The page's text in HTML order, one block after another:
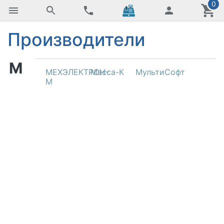
0
Производители
М
МЕХЭЛЕКТРОН-
М
Масса-К МультиСофт